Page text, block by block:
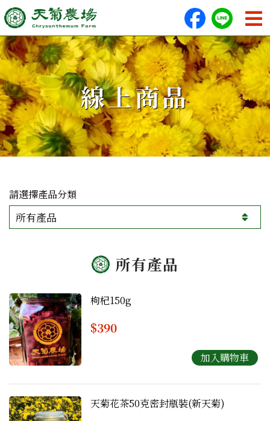
線上商品
產品分類
所有產品
所有產品
枸杞150g
$390
天菊花茶50克密封瓶裝(新天菊)